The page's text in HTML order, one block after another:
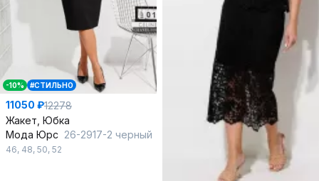
-10% #СТИЛЬНО
11050 ₽12278
Жакет, Юбка
Мода Юрс 26-2917-2 черный
46, 48, 50, 52